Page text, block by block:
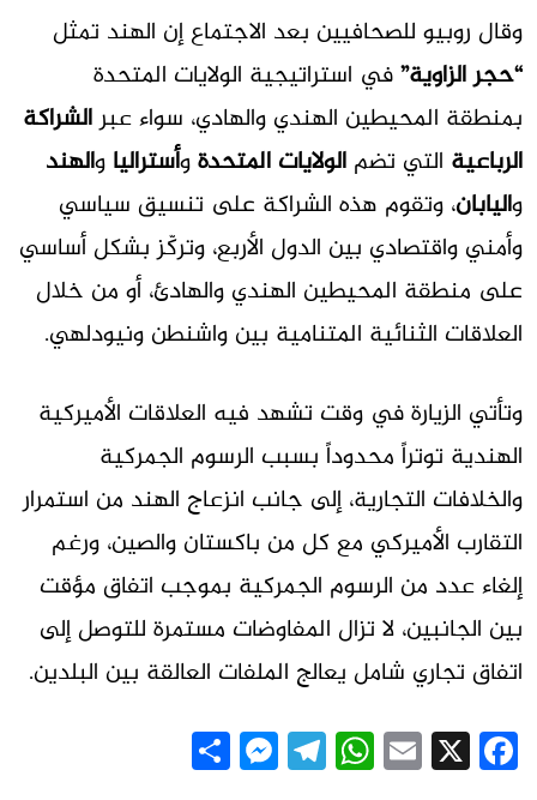
وقال روبيو للصحافيين بعد الاجتماع إن الهند تمثل
“حجر الزاوية”في استراتيجية الولايات المتحدة
بمنطقة المحيطين الهندي والهادي، سواء عبرالشراكة
الرباعية التي تضم الولايات المتحدةوأستراليا والهند
واليابان، وتقوم هذه الشراكة على تنسيق سياسي
وأمني واقتصادي بين الدول الأربع، وتركّز بشكل أساسي
على منطقة المحيطين الهندي والهادئ، أو من خلال
العلاقات الثنائية المتنامية بين واشنطن ونيودلهي.
وتأتي الزيارة في وقت تشهد فيه العلاقات الأميركية
الهندية توتراً محدوداً بسبب الرسوم الجمركية
والخلافات التجارية، إلى جانب انزعاج الهند من استمرار
التقارب الأميركي مع كل من باكستان والصين، ورغم
إلغاء عدد من الرسوم الجمركية بموجب اتفاق مؤقت
بين الجانبين، لا تزال المفاوضات مستمرة للتوصل إلى
اتفاق تجاري شامل يعالج الملفات العالقة بين البلدين.
Facebook
X
Email
WhatsApp
Telegram
Messenger